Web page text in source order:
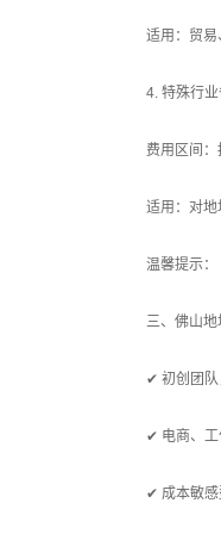
适用：贸
4. 特殊行业
费用区间
适用：对
温馨提示：
三、佛山
✔ 初创团
✔ 电商、工
✔ 成本敏感